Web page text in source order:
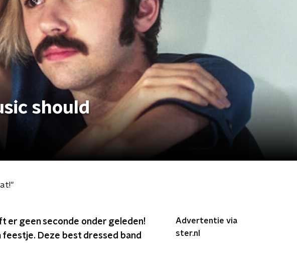
should
er geen seconde onder geleden!
Deze best dressed band
Advertentie via
ster.nl